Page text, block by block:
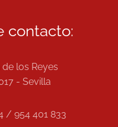
contacto:
los Reyes
- Sevilla
/ 954 401 833